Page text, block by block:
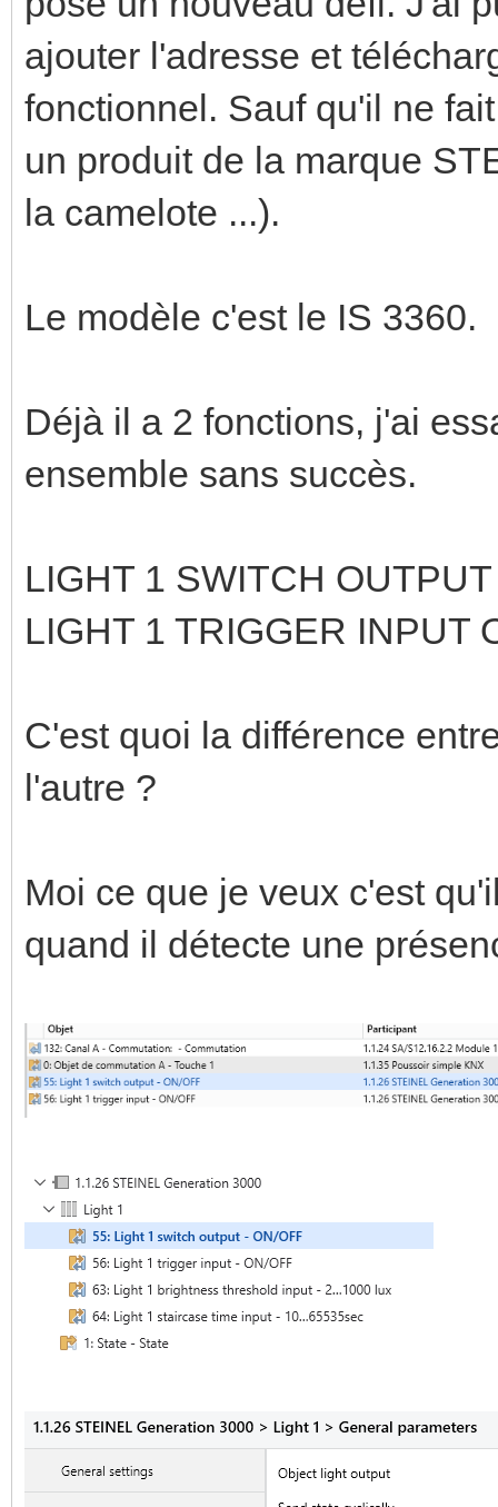
ajouter l'adresse et
fonctionnel. Sauf qu'il ne
un produit de la marque
la camelote ...).
Le modèle c'est le IS 3360.
Déjà il a 2 fonctions, j'ai
ensemble sans succès.
LIGHT 1 SWITCH
LIGHT 1 TRIGGER INPUT
C'est quoi la différence
l'autre ?
Moi ce que je veux c'est
quand il détecte une